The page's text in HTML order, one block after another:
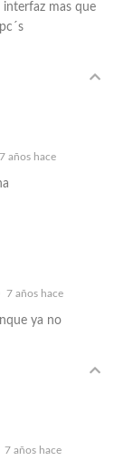
mas que
7 años hace
7 años hace
ya no
7 años hace